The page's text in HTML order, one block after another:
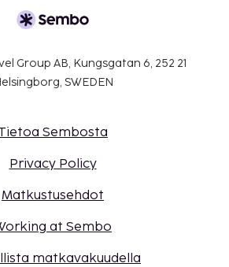
Group AB, Kungsgatan 6, 252 21
SWEDEN
Sembosta
Privacy Policy
Matkustusehdot
at Sembo
matkavakuudella